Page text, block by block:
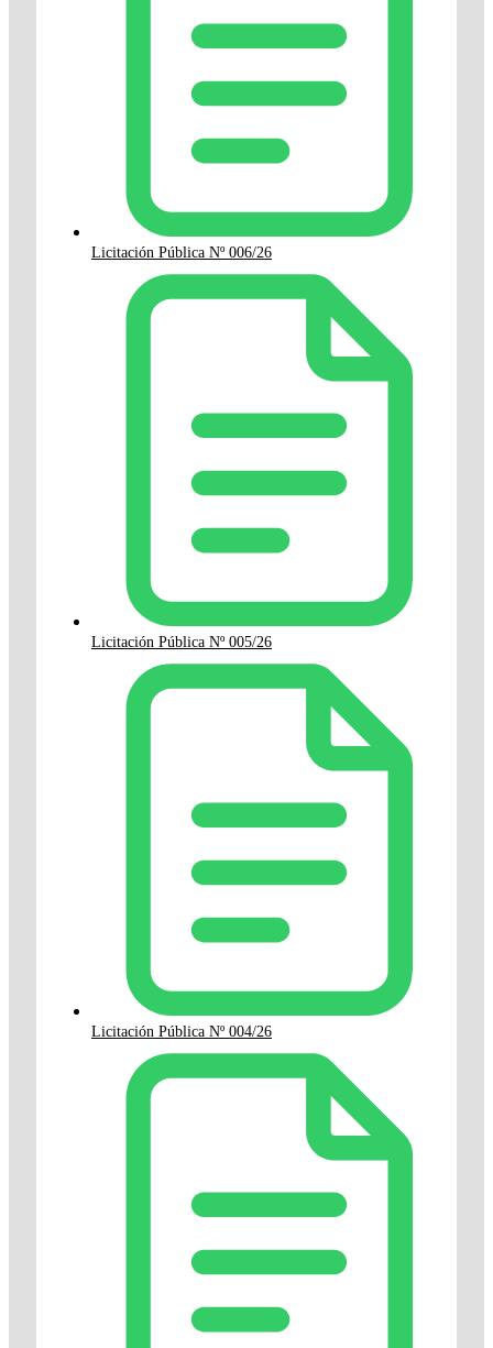
Licitación Pública Nº 006/26
Licitación Pública Nº 005/26
Licitación Pública Nº 004/26